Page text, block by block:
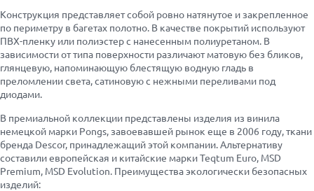
Конструкция представляет собой ровно натянутое и закрепленное
по периметру в багетах полотно. В качестве покрытий используют
ПВХ-пленку или полиэстер с нанесенным полиуретаном. В
зависимости от типа поверхности различают матовую без бликов,
глянцевую, напоминающую блестящую водную гладь в
преломлении света, сатиновую с нежными переливами под
диодами.
В премиальной коллекции представлены изделия из винила
немецкой марки Pongs, завоевавшей рынок еще в 2006 году, ткани
бренда Descor, принадлежащий этой компании. Альтернативу
составили европейская и китайские марки Teqtum Euro, MSD
Premium, MSD Evolution. Преимущества экологически безопасных
изделий: